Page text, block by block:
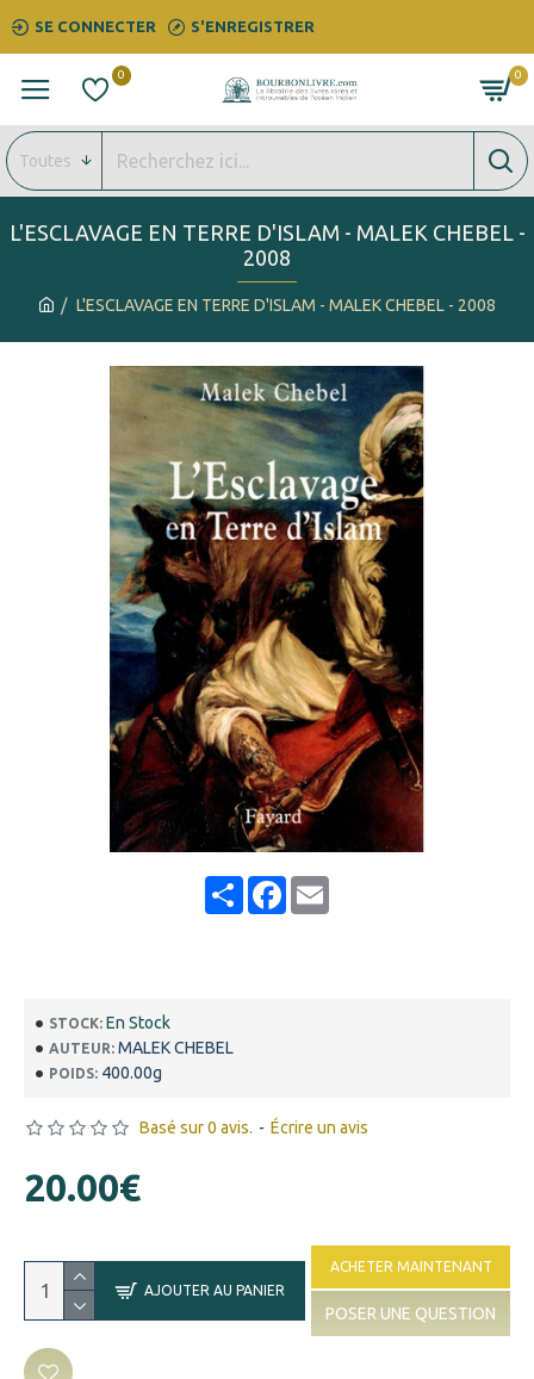
SE CONNECTER S'ENREGISTRER
0 0
Toutes
L'ESCLAVAGE EN TERRE D'ISLAM - MALEK CHEBEL - 2008
L'ESCLAVAGE EN TERRE D'ISLAM - MALEK CHEBEL -
2008
ShareFacebook
Email
STOCK: En Stock
AUTEUR: MALEK CHEBEL
POIDS: 400.00g
Basé sur 0 avis. - Écrire un avis
20.00€
AJOUTER AU PANIER
ACHETER MAINTENANT
POSER UNE QUESTION